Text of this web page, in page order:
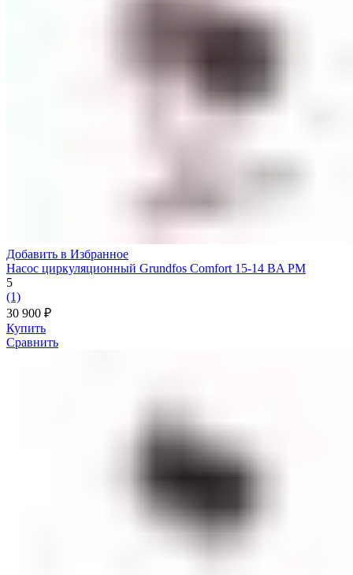
Добавить в Избранное
Насос циркуляционный Grundfos Comfort 15-14 BA PM
5
(1)
30 900 ₽
Купить
Сравнить